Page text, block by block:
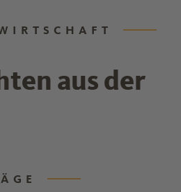
aus der